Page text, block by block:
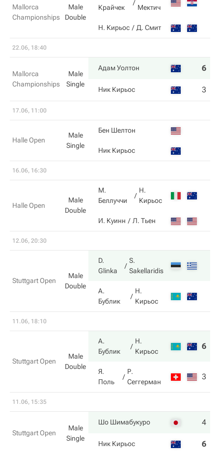
Mallorca
Championships
Male
Double
Крайчек
Мектич
Н. Кирьос Д. Смит
22.06, 18:40
Mallorca
Championships
Male
Single
Адам Уолтон 6
Ник Кирьос 3
17.06, 11:00
Halle Open
Male
Single
Бен Шелтон
Ник Кирьос
16.06, 16:30
Halle Open
Male
Double
М.
Беллуччи
Н.
Кирьос
И. Куинн Л. Тьен
12.06, 20:30
Stuttgart Open
Male
Double
D.
Glinka
S.
Sakellaridis
А.
Бублик
Н.
Кирьос
11.06, 18:10
Stuttgart Open
Male
Double
А.
Бублик
Н.
Кирьос
6
Я.
Поль
Р.
Сеггерман
3
11.06, 15:35
Stuttgart Open
Male
Single
Шо Шимабукуро 4
Ник Кирьос 6